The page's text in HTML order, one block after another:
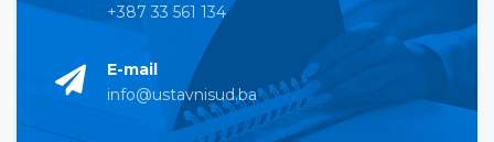
+387 33 561 134
E-mail
info@ustavnisud.ba